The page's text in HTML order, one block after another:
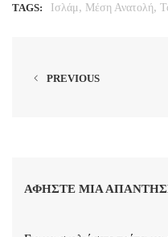
TAGS: Ισλάμ, Μέση Ανατολή,
PREVIOUS
ΑΦΉΣΤΕ ΜΙΑ